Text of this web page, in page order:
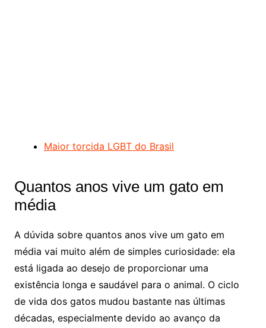
Maior torcida LGBT do Brasil
Quantos anos vive um gato em
média
A dúvida sobre quantos anos vive um gato em
média vai muito além de simples curiosidade: ela
está ligada ao desejo de proporcionar uma
existência longa e saudável para o animal. O ciclo
de vida dos gatos mudou bastante nas últimas
décadas, especialmente devido ao avanço da